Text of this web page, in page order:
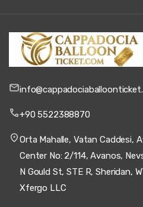
+90 5522388870
Orta Mahalle, Vatan Caddesi,
Center No: 2/114, Avanos,
N Gould St, STE R, Sheridan,
Xfergo LLC